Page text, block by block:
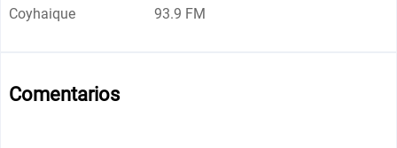
Coyhaique 93.9 FM
Comentarios